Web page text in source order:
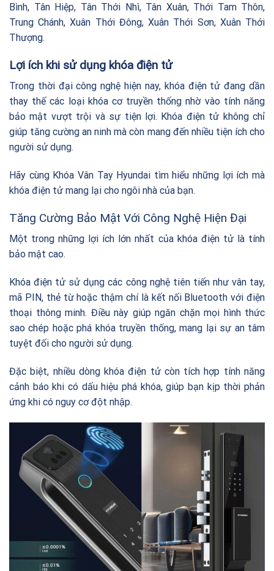
Bình, Tân Hiệp, Tân Thới Nhì, Tân Xuân, Thới Tam Thôn,
Trung Chánh, Xuân Thới Đông, Xuân Thới Sơn, Xuân Thới
Thượng.
Lợi ích khi sử dụng khóa điện tử
Trong thời đại công nghệ hiện nay, khóa điện tử đang dần
thay thế các loại khóa cơ truyền thống nhờ vào tính năng
bảo mật vượt trội và sự tiện lợi. Khóa điện tử không chỉ
giúp tăng cường an ninh mà còn mang đến nhiều tiện ích cho
người sử dụng.
Hãy cùng Khóa Vân Tay Hyundai tìm hiểu những lợi ích mà
khóa điện tử mang lại cho ngôi nhà của bạn.
Tăng Cường Bảo Mật Với Công Nghệ Hiện Đại
Một trong những lợi ích lớn nhất của khóa điện tử là tính
bảo mật cao.
Khóa điện tử sử dụng các công nghệ tiên tiến như vân tay,
mã PIN, thẻ từ hoặc thậm chí là kết nối Bluetooth với điện
thoại thông minh. Điều này giúp ngăn chặn mọi hình thức
sao chép hoặc phá khóa truyền thống, mang lại sự an tâm
tuyệt đối cho người sử dụng.
Đặc biệt, nhiều dòng khóa điện tử còn tích hợp tính năng
cảnh báo khi có dấu hiệu phá khóa, giúp bạn kịp thời phản
ứng khi có nguy cơ đột nhập.